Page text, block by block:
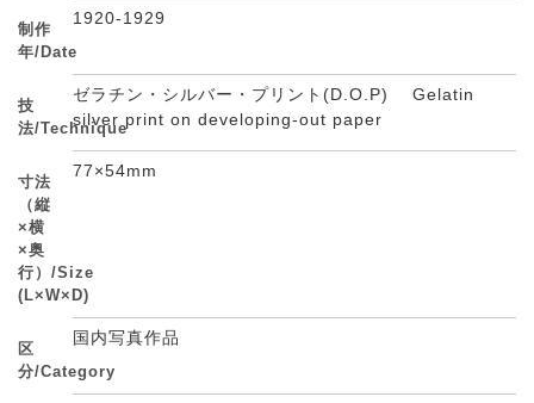
制作
年/Date
1920-1929
技
法/Technique
ゼラチン・シルバー・プリント(D.O.P) Gelatin
silver print on developing-out paper
寸法
（縦
×横
×奥
行）/Size
(L×W×D)
77×54mm
区
分/Category
国内写真作品